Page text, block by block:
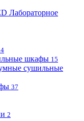
Лабораторное
4
шкафы 15
сушильные
37
2